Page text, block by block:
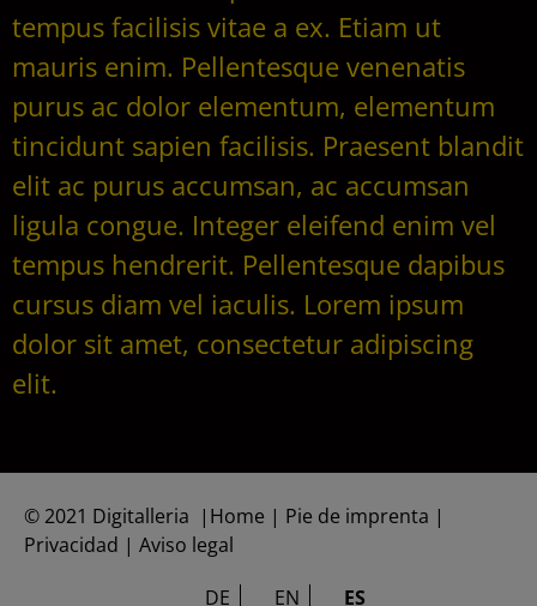
tempus facilisis vitae a ex. Etiam ut
mauris enim. Pellentesque venenatis
purus ac dolor elementum, elementum
tincidunt sapien facilisis. Praesent blandit
elit ac purus accumsan, ac accumsan
ligula congue. Integer eleifend enim vel
tempus hendrerit. Pellentesque dapibus
cursus diam vel iaculis. Lorem ipsum
dolor sit amet, consectetur adipiscing
elit.
©2021 Digitalleria |Home | Pie de imprenta |
Privacidad | Aviso legal
DE
EN ES